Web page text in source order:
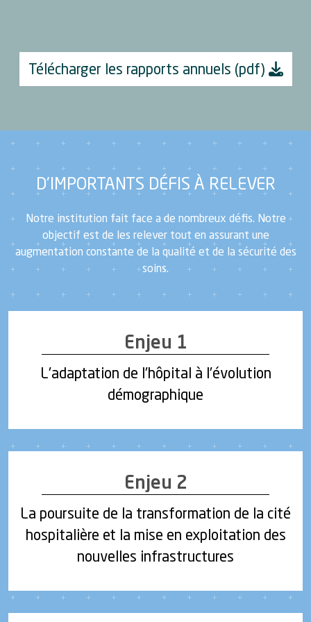
Télécharger les rapports annuels (pdf)
D'IMPORTANTS DÉFIS À RELEVER
Notre institution fait face a de nombreux défis. Notre
objectif est de les relever tout en assurant une
augmentation constante de la qualité et de la sécurité des
soins.
Enjeu 1
L'adaptation de l'hôpital à l'évolution
démographique
Enjeu 2
La poursuite de la transformation de la cité
hospitalière et la mise en exploitation des
nouvelles infrastructures